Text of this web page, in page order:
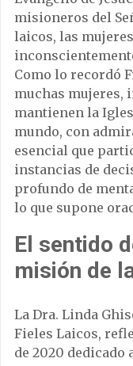
misioneros del
laicos, las
Como lo recordó
muchas mujeres,
mantienen la
mundo, con
esencial que
instancias de
profundo de
lo que supone
El sentido
misión de
La Dra. Linda
Fieles Laicos,
de 2020